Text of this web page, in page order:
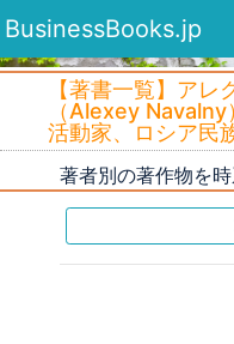
BusinessBooks.jp
【著書一覧】アレ
（Alexey
活動家、ロシア民
著者別の著作物を